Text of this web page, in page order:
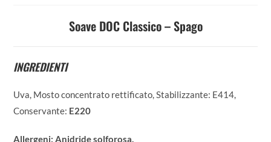
Soave DOC Classico – Spago
INGREDIENTI
Uva, Mosto concentrato rettificato, Stabilizzante: E414,
Conservante: E220
Allergeni: Anidride solforosa.